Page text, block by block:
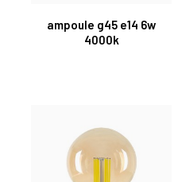
ampoule g45 e14 6w
4000k